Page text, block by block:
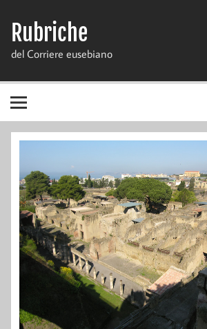
contentRubriche
del Corriere eusebiano